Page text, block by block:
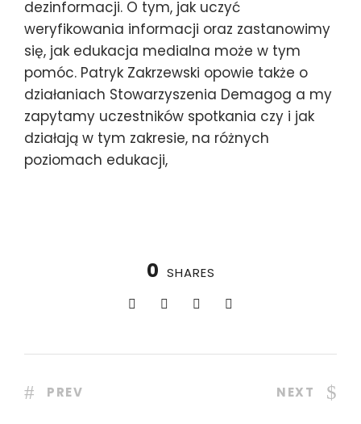
dezinformacji. O tym, jak uczyć
weryfikowania informacji oraz zastanowimy
się, jak edukacja medialna może w tym
pomóc. Patryk Zakrzewski opowie także o
działaniach Stowarzyszenia Demagog a my
zapytamy uczestników spotkania czy i jak
działają w tym zakresie, na różnych
poziomach edukacji,
0 SHARES
PREV NEXT